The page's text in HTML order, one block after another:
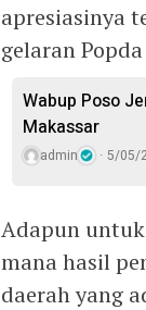
apresiasinya
gelaran
Wabup Poso
Makassar
admin 5/05/
Adapun
mana hasil
daerah yang